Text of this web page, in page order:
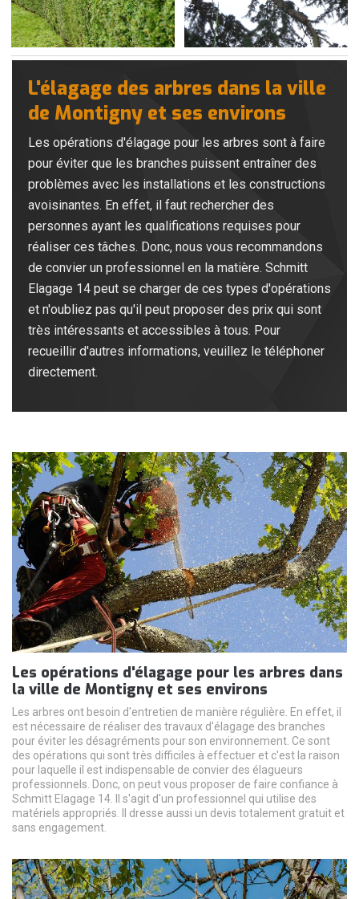
L'élagage des arbres dans la ville
de Montigny et ses environs
Les opérations d'élagage pour les arbres sont à faire
pour éviter que les branches puissent entraîner des
problèmes avec les installations et les constructions
avoisinantes. En effet, il faut rechercher des
personnes ayant les qualifications requises pour
réaliser ces tâches. Donc, nous vous recommandons
de convier un professionnel en la matière. Schmitt
Elagage 14 peut se charger de ces types d'opérations
et n'oubliez pas qu'il peut proposer des prix qui sont
très intéressants et accessibles à tous. Pour
recueillir d'autres informations, veuillez le téléphoner
directement.
Les opérations d'élagage pour les arbres dans
la ville de Montigny et ses environs
Les arbres ont besoin d'entretien de manière régulière. En effet, il
est nécessaire de réaliser des travaux d'élagage des branches
pour éviter les désagréments pour son environnement. Ce sont
des opérations qui sont très difficiles à effectuer et c'est la raison
pour laquelle il est indispensable de convier des élagueurs
professionnels. Donc, on peut vous proposer de faire confiance à
Schmitt Elagage 14. Il s'agit d'un professionnel qui utilise des
matériels appropriés. Il dresse aussi un devis totalement gratuit et
sans engagement.